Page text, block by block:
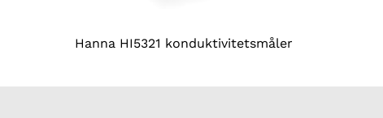
Hanna HI5321 konduktivitetsmåler